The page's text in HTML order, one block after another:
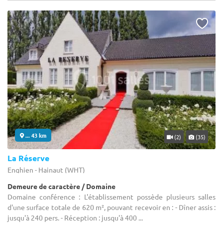
... 43 km (2) (35)
La Réserve
Enghien - Hainaut (WHT)
Demeure de caractère / Domaine
Domaine conférence : L'établissement possède plusieurs salles
d'une surface totale de 620 m², pouvant recevoir en : - Dîner assis :
jusqu'à 240 pers. - Réception : jusqu'à 400 ...